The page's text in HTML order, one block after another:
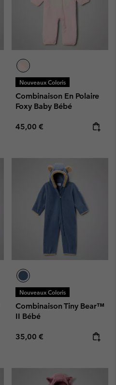
Nouveaux Coloris
Combinaison En Polaire
Foxy Baby Bébé
Regular price:
45,00 €
Nouveaux Coloris
Combinaison Tiny Bear™
II Bébé
Regular price:
35,00 €